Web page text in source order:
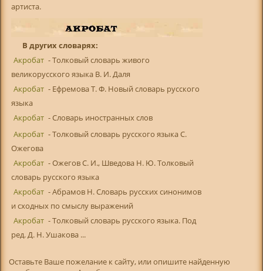
артиста.
В других словарях:
Акробат - Толковый словарь живого
великорусского языка В. И. Даля
Акробат - Ефремова Т. Ф. Новый словарь русского
языка
Акробат - Словарь иностранных слов
Акробат - Толковый словарь русского языка С.
Ожегова
Акробат - Ожегов С. И., Шведова Н. Ю. Толковый
словарь русского языка
Акробат - Абрамов Н. Словарь русских синонимов
и сходных по смыслу выражений
Акробат - Толковый словарь русского языка. Под
ред. Д. Н. Ушакова ...
Оставьте Ваше пожелание к сайту, или опишите найденную